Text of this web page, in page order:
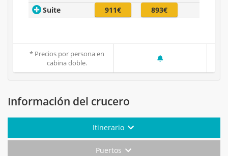
Suite 911€ 893€
* Precios por persona en
cabina doble.
Información del crucero
Itinerario
Puertos